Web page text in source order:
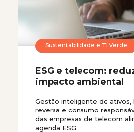
Sustentabilidade e TI Verde
ESG e telecom:
impacto ambiental
Gestão inteligente de ativos,
reversa e consumo
das empresas de telecom
agenda ESG.